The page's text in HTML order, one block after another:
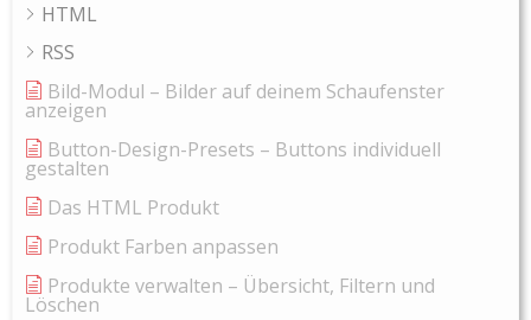
HTML
RSS
Bild-Modul – Bilder auf deinem Schaufenster
anzeigen
Button-Design-Presets – Buttons individuell
gestalten
Das HTML Produkt
Produkt Farben anpassen
Produkte verwalten – Übersicht, Filtern und
Löschen